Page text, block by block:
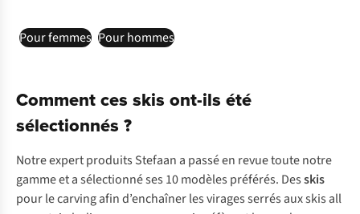
Pour femmes Pour hommes
Comment ces skis ont-ils été
sélectionnés ?
Notre expert produits Stefaan a passé en revue toute notre
gamme et a sélectionné ses 10 modèles préférés. Desskis
pour le carving afin d’enchaîner les virages serrés aux skis all